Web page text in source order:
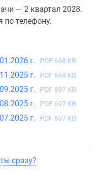
— 2 квартал 2028.
по телефону.
г. PDF 698 KB
г. PDF 698 KB
г. PDF 697 KB
г. PDF 697 KB
г. PDF 697 KB
сразу?